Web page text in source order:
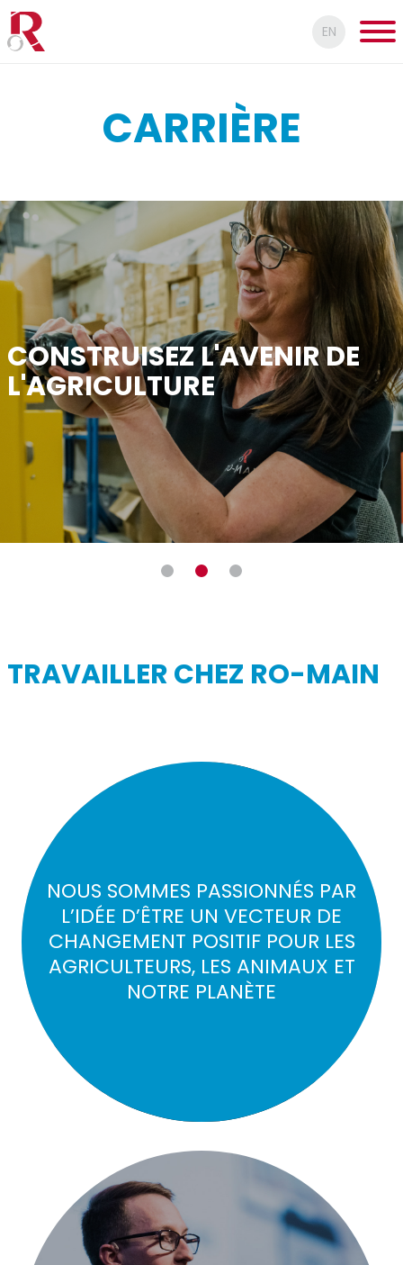
EN
CARRIÈRE
CONSTRUISEZ L'AVENIR DE
L'AGRICULTURE
TRAVAILLER CHEZ RO-MAIN
NOUS SOMMES PASSIONNÉS PAR
L’IDÉE D’ÊTRE UN VECTEUR DE
CHANGEMENT POSITIF POUR LES
AGRICULTEURS, LES ANIMAUX ET
NOTRE PLANÈTE